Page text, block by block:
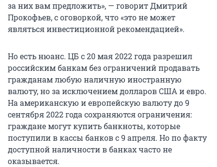
за них вам предложить», — говорит Дмитрий
Прокофьев, с оговоркой, что «это не может
являться инвестиционной рекомендацией».
Но есть нюанс. ЦБ с 20 мая 2022 года разрешил
российским банкам без ограничений продавать
гражданам любую наличную иностранную
валюту, но за исключением долларов США и евро.
На американскую и европейскую валюту до 9
сентября 2022 года сохраняются ограничения:
граждане могут купить банкноты, которые
поступили в кассы банков с 9 апреля. Но по факту
доступной наличности в банках часто не
оказывается.